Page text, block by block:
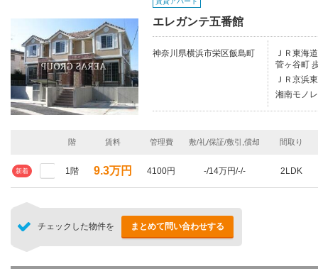
エレガンテ五番館
神奈川県横浜市栄区飯島町
ＪＲ東海
菅ヶ谷町
ＪＲ京浜
湘南モノ
階 賃料 管理費 敷/礼/保証/敷引,償却 間取り
新着 1階 9.3万円 4100円 -/14万円/-/- 2LDK
チェックした物件を まとめて問い合わせする